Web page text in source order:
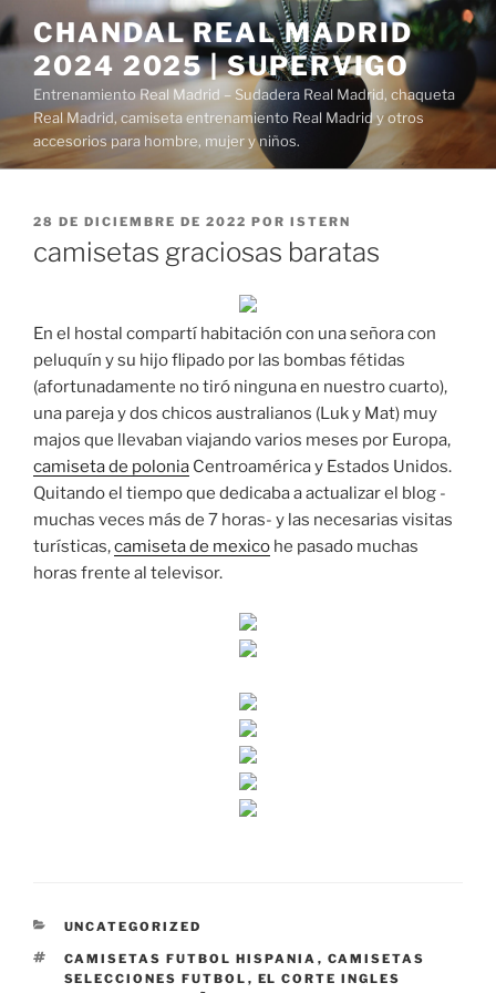
Saltar
al
contenido
CHANDAL REAL MADRID
2024 2025 | SUPERVIGO
Entrenamiento Real Madrid – Sudadera Real Madrid, chaqueta
Real Madrid, camiseta entrenamiento Real Madrid y otros
accesorios para hombre, mujer y niños.
PUBLICADO
28 DE DICIEMBRE DE 2022 POR ISTERN
camisetas graciosas baratas
En el hostal compartí habitación con una señora con
peluquín y su hijo flipado por las bombas fétidas
(afortunadamente no tiró ninguna en nuestro cuarto),
una pareja y dos chicos australianos (Luk y Mat) muy
majos que llevaban viajando varios meses por Europa,
camiseta de polonia Centroamérica y Estados Unidos.
Quitando el tiempo que dedicaba a actualizar el blog -
muchas veces más de 7 horas- y las necesarias visitas
turísticas,camiseta de mexico he pasado muchas
horas frente al televisor.
CATEGORÍAS
UNCATEGORIZED
ETIQUETAS
CAMISETAS FUTBOL HISPANIA , CAMISETAS
SELECCIONES FUTBOL , EL CORTE INGLES